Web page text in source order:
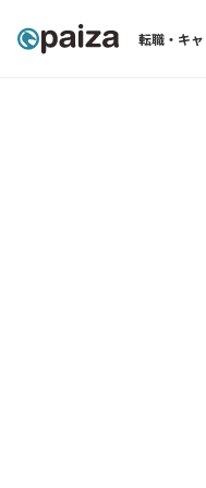
転職・キ
転職成
転職エ